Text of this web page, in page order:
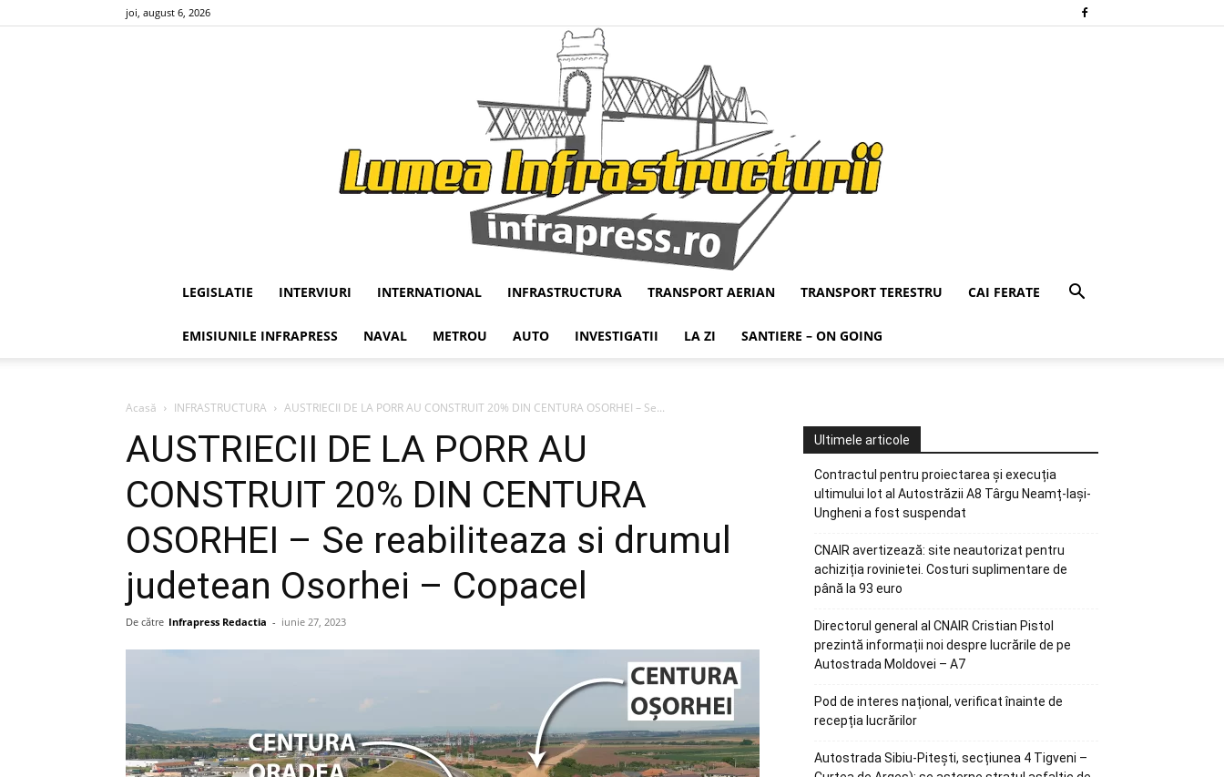
joi, august 6, 2026
Infrapress
LEGISLATIE INTERVIURI INTERNATIONAL INFRASTRUCTURA TRANSPORT AERIAN TRANSPORT TERESTRU CAI FERATE
EMISIUNILE INFRAPRESS NAVAL METROU AUTO INVESTIGATII LA ZI SANTIERE – ON GOING
Acasă INFRASTRUCTURA AUSTRIECII DE LA PORR AU CONSTRUIT 20% DIN CENTURA OSORHEI – Se...
AUSTRIECII DE LA PORR AU
CONSTRUIT 20% DIN CENTURA
OSORHEI – Se reabiliteaza si drumul
judetean Osorhei – Copacel
De către Infrapress Redactia - iunie 27, 2023
Ultimele articole
Contractul pentru proiectarea și execuția
ultimului lot al Autostrăzii A8 Târgu Neamț-Iași-
Ungheni a fost suspendat
CNAIR avertizează: site neautorizat pentru
achiziția rovinietei. Costuri suplimentare de
până la 93 euro
Directorul general al CNAIR Cristian Pistol
prezintă informații noi despre lucrările de pe
Autostrada Moldovei – A7
Pod de interes național, verificat înainte de
recepția lucrărilor
Autostrada Sibiu-Pitești, secțiunea 4 Tigveni –